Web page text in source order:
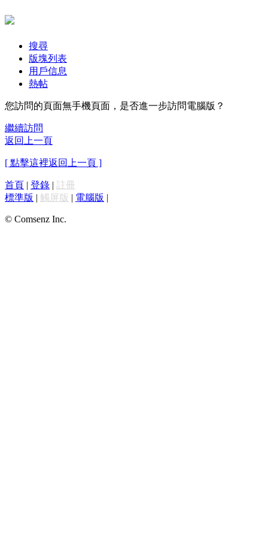
搜尋
版塊列表
用戶信息
熱帖
您訪問的頁面無手機頁面，是否進一步訪問電腦版？
繼續訪問
返回上一頁
[ 點擊這裡返回上一頁 ]
首頁 | 登錄 | 註冊
標準版 | 觸屏版 | 電腦版 |
© Comsenz Inc.